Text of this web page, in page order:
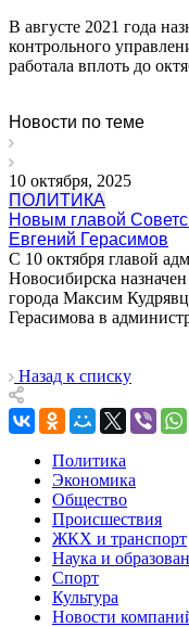
В августе 2021 года
контрольного
работала вплоть до
Новости по теме
10 октября, 2025
ПОЛИТИКА
Новым главой
Евгений Герасимов
С 10 октября главой
Новосибирска
города Максим
Герасимова в
Назад к списку
Политика
Экономика
Общество
Происшествия
ЖКХ и транспорт
Наука и
Спорт
Культура
Новости